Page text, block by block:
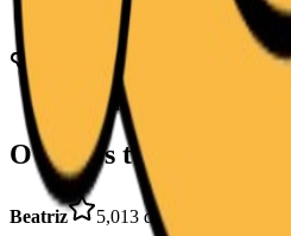
Porto Velho
Animais atendidos
Domésticos (Cães e Gatos)
O que os tutores dizem
Beatriz 5,013 de mar. de 2026